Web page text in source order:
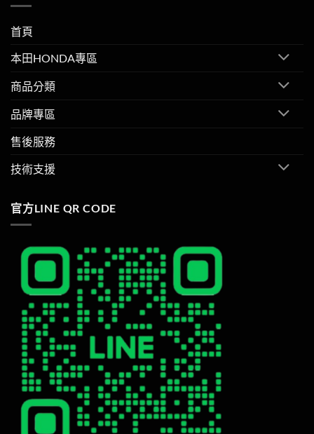
首頁
本田HONDA專區
商品分類
品牌專區
售後服務
技術支援
官方LINE QR CODE